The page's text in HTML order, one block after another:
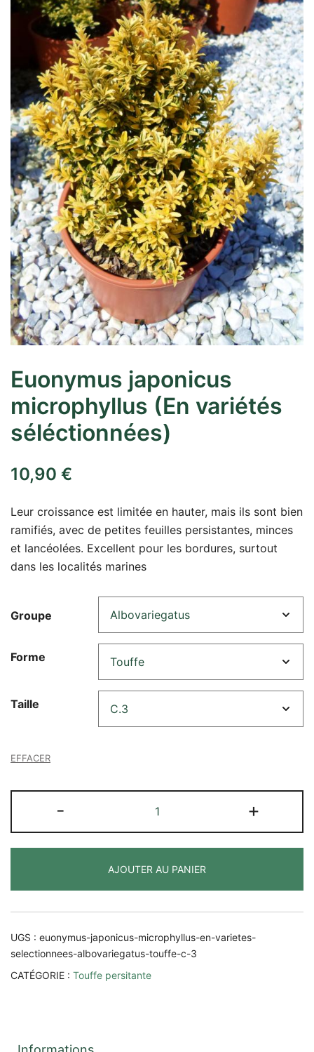
Euonymus japonicus
microphyllus (En variétés
séléctionnées)
10,90 €
Leur croissance est limitée en hauter, mais ils sont bien
ramifiés, avec de petites feuilles persistantes, minces
et lancéolées. Excellent pour les bordures, surtout
dans les localités marines
Groupe
Forme
Taille
EFFACER
-
de
Euonymus
microphyllus
(En
variétés
+
AJOUTER AU PANIER
UGS : euonymus-japonicus-microphyllus-en-varietes-
selectionnees-albovariegatus-touffe-c-3
CATÉGORIE : Touffe persitante